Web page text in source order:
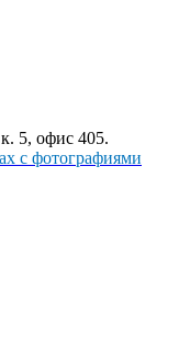
5, офис 405.
с фотографиями